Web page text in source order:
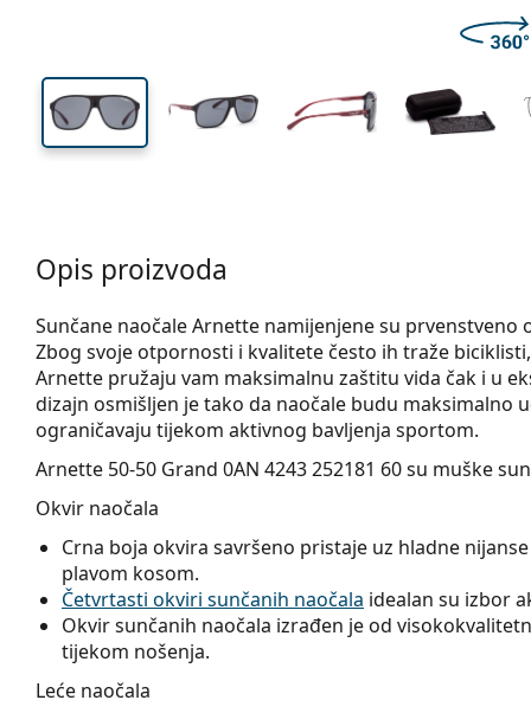
Opis proizvoda
Sunčane naočale Arnette namijenjene su
Zbog svoje otpornosti i kvalitete često ih traže
Arnette pružaju vam maksimalnu zaštitu vida čak i u
dizajn osmišljen je tako da naočale budu maksimalno
ograničavaju tijekom aktivnog bavljenja sportom.
Arnette 50-50 Grand 0AN 4243 252181 60su muške
Okvir naočala
Crna boja okvira savršeno pristaje uz hladne
plavom kosom.
Četvrtasti okviri sunčanih naočala idealan su izbor
Okvir sunčanih naočala izrađen je od
tijekom nošenja.
Leće naočala